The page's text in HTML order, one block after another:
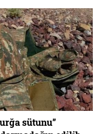
sütunu”